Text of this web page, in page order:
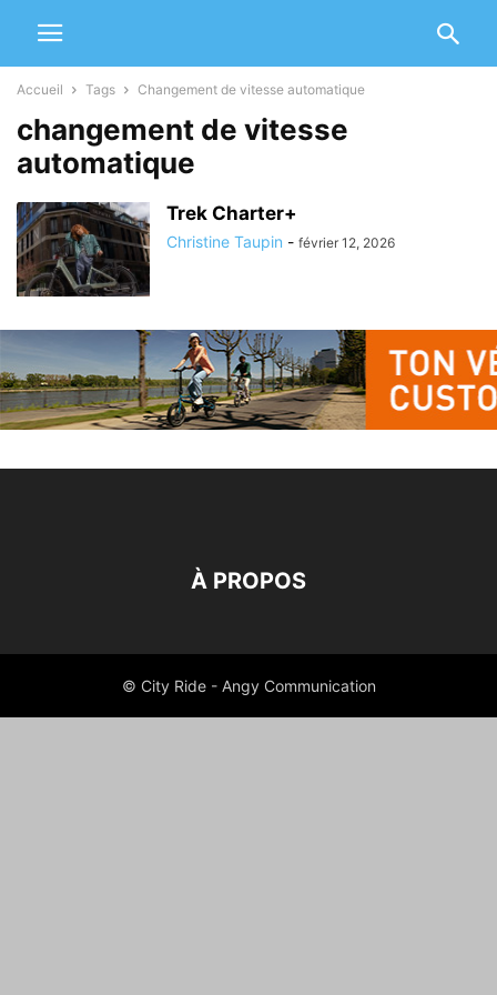
Accueil Tags Changement de vitesse automatique
changement de vitesse
automatique
Trek Charter+
Christine Taupin - février 12, 2026
À PROPOS
© City Ride - Angy Communication